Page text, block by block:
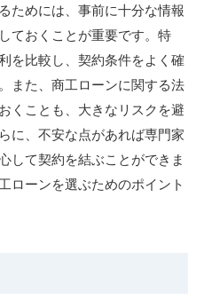
ためには、事前に十分な情報
ておくことが重要です。特
を比較し、契約条件をよく確
また、商工ローンに関する法
くことも、大きなリスクを避
に、不安な点があれば専門家
して契約を結ぶことができま
ローンを選ぶためのポイント